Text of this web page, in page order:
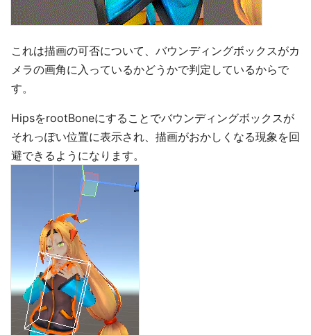
これは描画の可否について、バウンディングボックスがカ
メラの画角に入っているかどうかで判定しているからで
す。
HipsをrootBoneにすることでバウンディングボックスが
それっぽい位置に表示され、描画がおかしくなる現象を回
避できるようになります。